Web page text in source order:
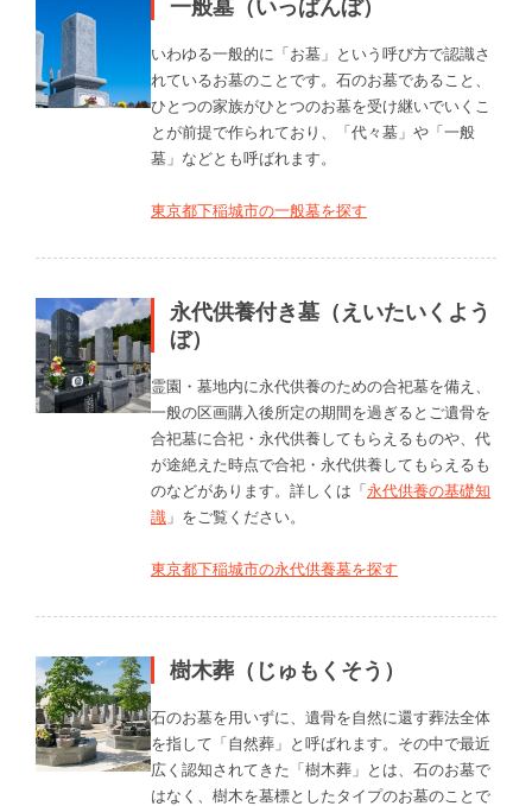
一般墓（いっぱんぼ）
いわゆる一般的に「お墓」という呼び方で認識さ
れているお墓のことです。石のお墓であること、
ひとつの家族がひとつのお墓を受け継いでいくこ
とが前提で作られており、「代々墓」や「一般
墓」などとも呼ばれます。
東京都下稲城市の一般墓を探す
永代供養付き墓（えいたいくよう
ぼ）
霊園・墓地内に永代供養のための合祀墓を備え、
一般の区画購入後所定の期間を過ぎるとご遺骨を
合祀墓に合祀・永代供養してもらえるものや、代
が途絶えた時点で合祀・永代供養してもらえるも
のなどがあります。詳しくは「永代供養の基礎知
識 」をご覧ください。
東京都下稲城市の永代供養墓を探す
樹木葬（じゅもくそう）
石のお墓を用いずに、遺骨を自然に還す葬法全体
を指して「自然葬」と呼ばれます。その中で最近
広く認知されてきた「樹木葬」とは、石のお墓で
はなく、樹木を墓標としたタイプのお墓のことで